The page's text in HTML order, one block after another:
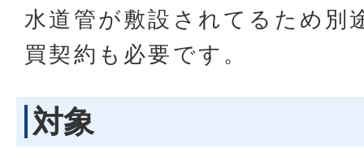
水道管が敷設されてるため別
買契約も必要です。
対象